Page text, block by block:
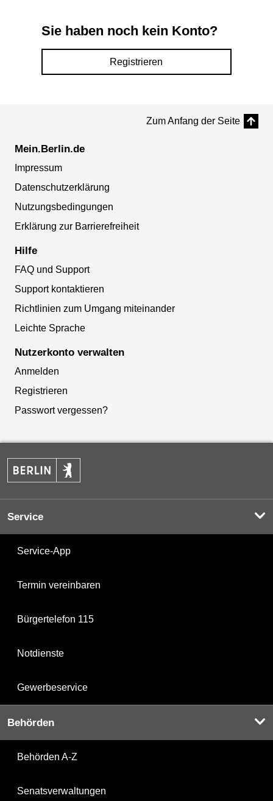
Sie haben noch kein Konto?
Registrieren
Zum Anfang der Seite
Mein.Berlin.de
Impressum
Datenschutzerklärung
Nutzungsbedingungen
Erklärung zur Barrierefreiheit
Hilfe
FAQ und Support
Support kontaktieren
Richtlinien zum Umgang miteinander
Leichte Sprache
Nutzerkonto verwalten
Anmelden
Registrieren
Passwort vergessen?
Service
Service-App
Termin vereinbaren
Bürgertelefon 115
Notdienste
Gewerbeservice
Behörden
Behörden A-Z
Senatsverwaltungen